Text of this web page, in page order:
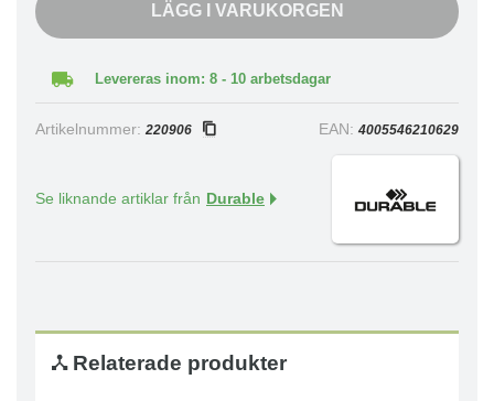
LÄGG I VARUKORGEN
Levereras inom: 8 - 10 arbetsdagar
Artikelnummer: 220906 EAN: 4005546210629
Se liknande artiklar från Durable
Relaterade produkter